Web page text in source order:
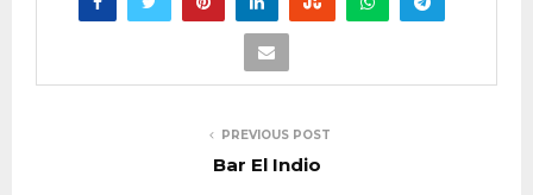
PREVIOUS POST
Bar El Indio